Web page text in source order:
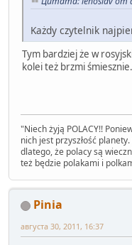
Każdy czytelnik
Tym bardziejże w rosyjsk
kolei też brzmi
" Niech żyją POLACY!!
nich jest przyszłość
dlatego, że polacy są
też będzie polakami i
Pinia
августа 30, 2011, 16:37